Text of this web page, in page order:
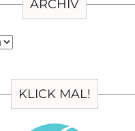
ARCHIV
KLICK MAL!